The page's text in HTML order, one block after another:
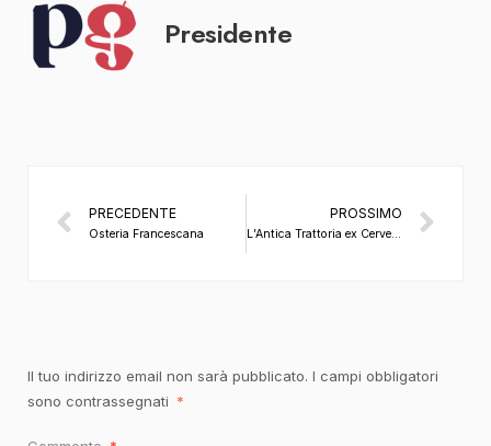
Presidente
PRECEDENTE
Osteria Francescana
PROSSIMO
L’Antica Trattoria ex Cervetta
Il tuo indirizzo email non sarà pubblicato. I campi obbligatori
sono contrassegnati *